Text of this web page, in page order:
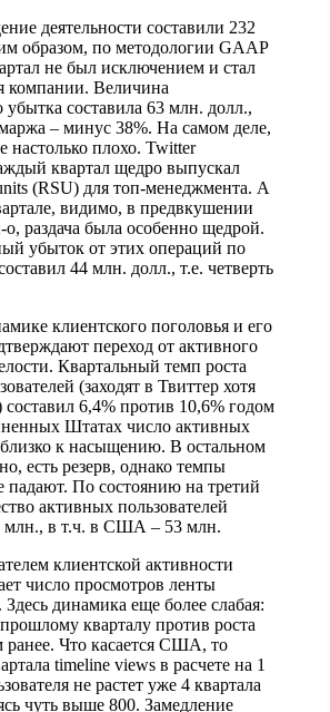
деятельности составили 232
образом, по методологии GAAP
не был исключением и стал
компании. Величина
убытка составила 63 млн. долл.,
– минус 38%. На самом деле,
настолько плохо. Twitter
квартал щедро выпускал
(RSU) для топ-менеджмента. А
видимо, в предвкушении
о, раздача была особенно щедрой.
убыток от этих операций по
44 млн. долл., т.е. четверть
клиентского поголовья и его
переход от активного
Квартальный темп роста
(заходят в Твиттер хотя
составил 6,4% против 10,6% годом
Штатах число активных
близко к насыщению. В остальном
есть резерв, однако темпы
падают. По состоянию на третий
активных пользователей
млн., в т.ч. в США – 53 млн.
клиентской активности
число просмотров ленты
динамика еще более слабая:
кварталу против роста
ранее. Что касается США, то
timeline views в расчете на 1
не растет уже 4 квартала
чуть выше 800. Замедление